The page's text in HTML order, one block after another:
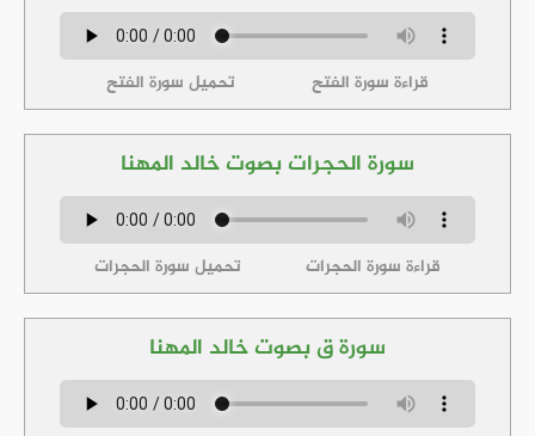
قراءة سورة الفتح تحميل سورة الفتح
سورة الحجرات بصوت خالد المهنا
قراءة سورة الحجرات تحميل سورة الحجرات
سورة ق بصوت خالد المهنا